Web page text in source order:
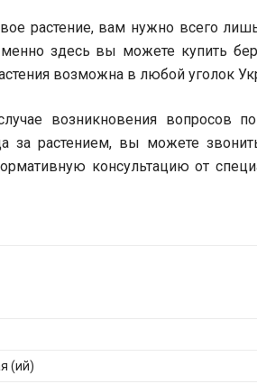
растение, вам нужно всего
здесь вы можете купить
возможна в любой уголок
возникновения вопросов
за растением, вы можете
консультацию от
(ий)